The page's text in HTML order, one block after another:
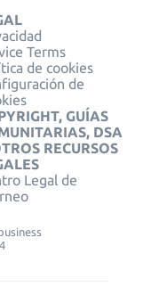
Terms
de cookies
de
GUÍAS
DSA
RECURSOS
Legal de